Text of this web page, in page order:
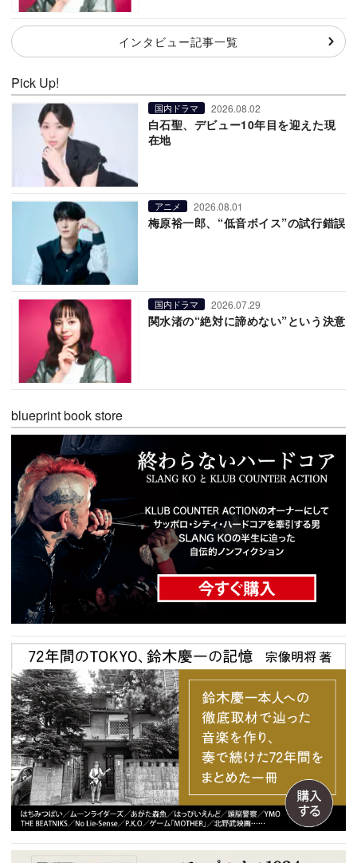
インタビュー記事一覧
Pick Up!
国内ドラマ 2026.08.02
白石聖、デビュー10年目を迎えた現
在地
アニメ 2026.08.01
梅原裕一郎、“低音ボイス”の試行錯誤
国内ドラマ 2026.07.29
関水渚の“絶対に諦めない”という決意
blueprint book store